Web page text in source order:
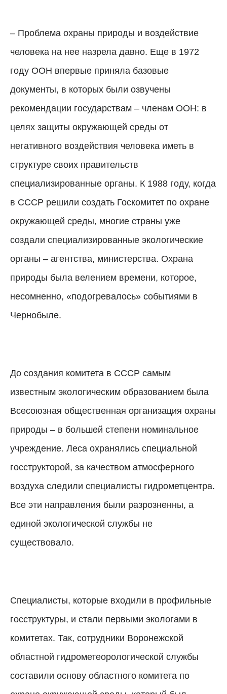
– Проблема охраны природы и воздействие
человека на нее назрела давно. Еще в 1972
году ООН впервые приняла базовые
документы, в которых были озвучены
рекомендации государствам – членам ООН: в
целях защиты окружающей среды от
негативного воздействия человека иметь в
структуре своих правительств
специализированные органы. К 1988 году, когда
в СССР решили создать Госкомитет по охране
окружающей среды, многие страны уже
создали специализированные экологические
органы – агентства, министерства. Охрана
природы была велением времени, которое,
несомненно, «подогревалось» событиями в
Чернобыле.
До создания комитета в СССР самым
известным экологическим образованием была
Всесоюзная общественная организация охраны
природы – в большей степени номинальное
учреждение. Леса охранялись специальной
госструкторой, за качеством атмосферного
воздуха следили специалисты гидрометцентра.
Все эти направления были разрозненны, а
единой экологической службы не
существовало.
Специалисты, которые входили в профильные
госструктуры, и стали первыми экологами в
комитетах. Так, сотрудники Воронежской
областной гидрометеорологической службы
составили основу областного комитета по